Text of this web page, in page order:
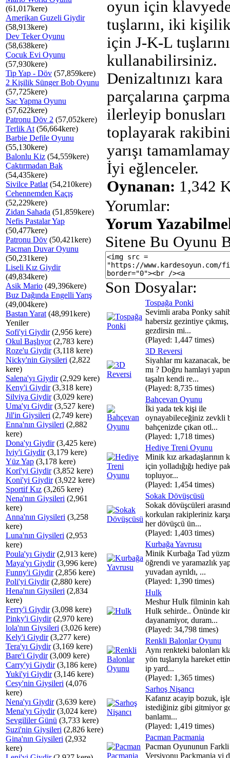
(61,017kere)
Amerikan Guzeli Giydir
(58,913kere)
Dev Teker Oyunu
(58,638kere)
Çocuk Evi Oyunu
(57,930kere)
Tip Yap - Döv (57,859kere)
2 Kişilik Sünger Bob Oyunu
(57,725kere)
Sac Yapma Oyunu
(57,622kere)
Patronu Döv 2 (57,052kere)
Terlik At (56,664kere)
Barbie Defile Oyunu
(55,130kere)
Balonlu Kiz (54,559kere)
Çaktırmadan Bak
(54,435kere)
Sivilce Patlat (54,210kere)
Cehennemden Kaçış
(52,229kere)
Zidan Sahada (51,859kere)
Nefis Pastalar Yap
(50,477kere)
Patronu Döv (50,421kere)
Pacman Duvar Oyunu
(50,231kere)
Liseli Kız Giydir
(49,834kere)
Asik Mario (49,396kere)
Buz Dağında Engelli Yarış
(49,004kere)
Bastan Yarat (48,991kere)
Yeniler
Sofi'yi Giydir(2,956 kere)
Okul Başlıyor(2,783 kere)
Roze'u Giydir(3,118 kere)
Nicky'nin Giysileri (2,822
kere)
Salena'yı Giydir(2,929 kere)
Keny'i Giydir(3,318 kere)
Silviya Giydir(3,029 kere)
Uma'yı Giydir(3,527 kere)
Jil'in Giysileri (2,749 kere)
Enna'nın Giysileri (2,882
kere)
Dona'yı Giydir(3,425 kere)
Iviy'i Giydir(3,179 kere)
Yüz Yap (3,178 kere)
Kori'yi Giydir(3,852 kere)
Koni'yi Giydir(3,922 kere)
Sportif Kız (3,265 kere)
Nena'nın Giysileri (2,961
kere)
Anna'nın Giysileri (3,258
kere)
Luna'nın Giysileri (2,953
kere)
Poula'yı Giydir(2,913 kere)
Maya'yı Giydir(3,996 kere)
Funny'i Giydir(2,856 kere)
Poli'yi Giydir(2,880 kere)
Hena'nın Giysileri (2,834
kere)
Ferry'i Giydir(3,098 kere)
Pinky'i Giydir(2,970 kere)
lola'nın Giysileri (3,026 kere)
Kely'i Giydir(3,277 kere)
Tera'yı Giydir(3,169 kere)
Bare'i Giydir(3,009 kere)
Carry'yi Giydir(3,186 kere)
Yuki'yi Giydir(3,146 kere)
Cesy'nin Giysileri (4,076
kere)
Nena'yı Giydir(3,639 kere)
Mena'yı Giydir(3,024 kere)
Sevgililer Günü (3,733 kere)
Suzi'nin Giysileri (2,826 kere)
Gina'nın Giysileri (2,932
kere)
oyun için
tuşlarını, iki
için J-K-L tuşlarını
kullanabilirsiniz.
Denizaltınızı kara
parçalarına
ilerleyip bonusları
toplayarak
yarışı
İyi eğlenceler.
Oynanan: 1,342
Yorumlar:
Yorum
Sitene Bu Oyunu
Son Dosyalar:
Tospağa Ponki
Sevimli araba Ponky
habersiz gezintiye
gezdirsin mi...
(Played: 1,447 times)
3D Reversi
Siyahlar mı kazanacak,
mı ? Doğru hamlayi
taşalrı kendi re...
(Played: 8,735 times)
Bahçevan Oyunu
İki yada tek kişi ile
oynayabileceğiniz zevkli
bahçenizde çıkan otl...
(Played: 1,718 times)
Hediye Treni Oyunu
Minik kız arkadaşlarının
için yolladığığı hediye
topluyor...
(Played: 1,454 times)
Sokak Dövüşcüsü
Sokak dövüşcüleri
korkulan rakipleriniz
her dövüşcü ün...
(Played: 1,403 times)
Kurbağa Yavrusu
Minik Kurbağa Tad
öğrendi ve yaramazlık
yuvadan ayrıldı, ...
(Played: 1,390 times)
Hulk
Meshur Hulk filminin
Hulk sehirde.. Önünde
dayanamiyor, duram...
(Played: 34,798 times)
Renkli Balonlar Oyunu
Aynı renkteki balonları
yön tuşlarıyla hareket
ip yard...
(Played: 1,365 times)
Sarhoş Nişancı
Kafanız acayip bozuk,
istediğiniz gibi gitmiyor
banlamı...
(Played: 1,419 times)
Pacman Pacmania
Pacman Oyununun Farkli
Versiyonu Packmania yi